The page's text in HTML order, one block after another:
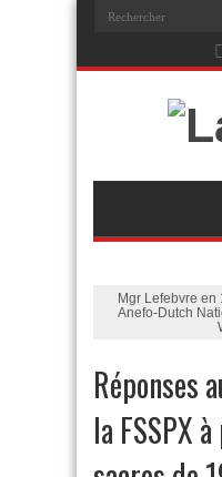
Mgr Lefebvre en
Anefo-Dutch
Réponses
la FSSPX